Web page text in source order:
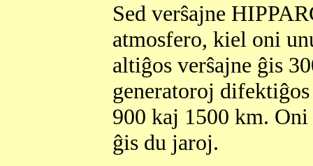
Sed verŝajne
atmosfero, kiel oni
altiĝos verŝajne ĝis
generatoroj
900 kaj 1500 km.
ĝis du jaroj.